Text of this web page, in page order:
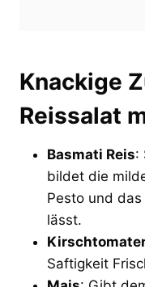
Knackige
Reissalat
Basmati Reis:
bildet die
Pesto und
lässt.
Saftigkeit